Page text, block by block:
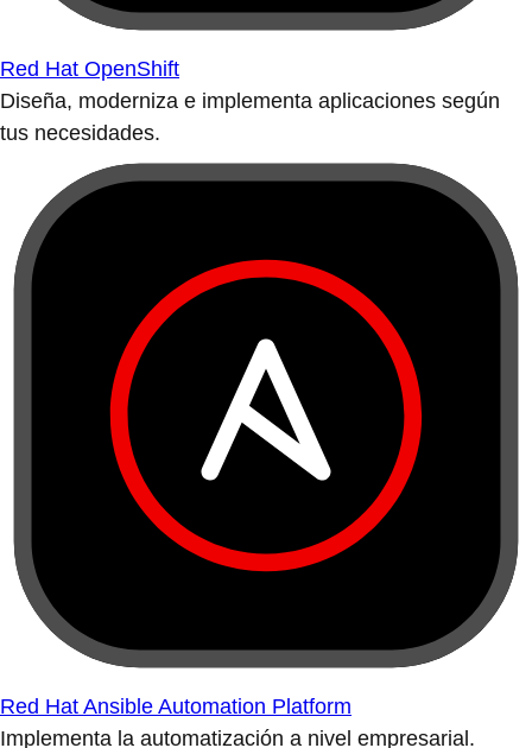
Red Hat OpenShift
Diseña, moderniza e implementa aplicaciones según
tus necesidades.
Red Hat Ansible Automation Platform
Implementa la automatización a nivel empresarial.